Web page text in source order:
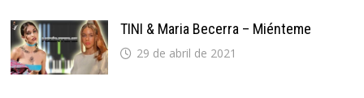
TINI & Maria Becerra – Miénteme
29 de abril de 2021